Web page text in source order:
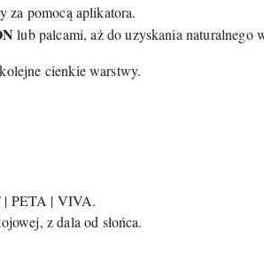
za pomocą aplikatora.
lub palcami, aż do uzyskania naturalnego
cienkie warstwy.
PETA | VIVA.
z dala od słońca.